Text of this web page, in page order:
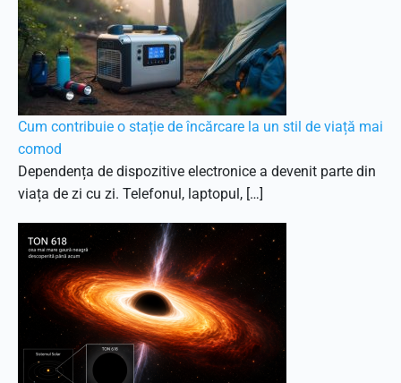
Cum contribuie o stație de încărcare la un stil de viață mai
comod
Dependența de dispozitive electronice a devenit parte din
viața de zi cu zi. Telefonul, laptopul, […]